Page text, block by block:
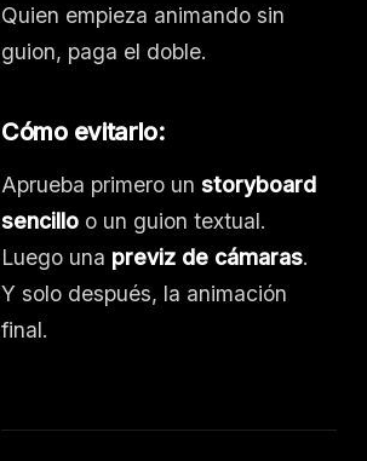
Quien empieza animando sin
guion, paga el doble.
Cómo evitarlo:
Aprueba primero un storyboard
sencillo o un guion textual.
Luego una previz de cámaras.
Y solo después, la animación
final.